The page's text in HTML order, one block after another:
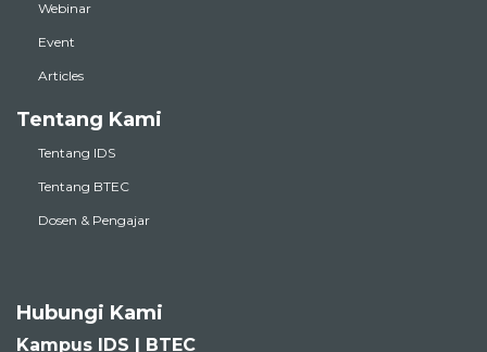
Webinar
Event
Articles
Tentang Kami
Tentang IDS
Tentang BTEC
Dosen & Pengajar
Hubungi Kami
Kampus IDS | BTEC